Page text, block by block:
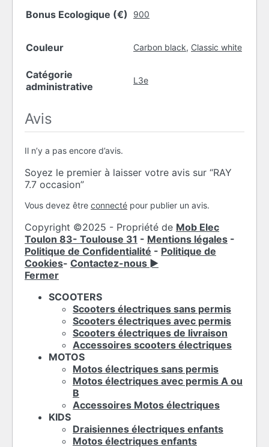
Bonus Ecologique (€) 900
Couleur Carbon black, Classic white
Catégorie
administrative
L3e
Avis
Il n’y a pas encore d’avis.
Soyez le premier à laisser votre avis sur “RAY
7.7 occasion”
Vous devez être connecté pour publier un avis.
Copyright ©2025 - Propriété de Mob Elec
Toulon 83- Toulouse 31 - Mentions légales -
Politique de Confidentialité - Politique de
Cookies- Contactez-nous ►
Fermer
SCOOTERS
Scooters électriques sans permis
Scooters électriques avec permis
Scooters électriques de livraison
Accessoires scooters électriques
MOTOS
Motos électriques sans permis
Motos électriques avec permis A ou
B
Accessoires Motos électriques
KIDS
Draisiennes électriques enfants
Motos électriques enfants